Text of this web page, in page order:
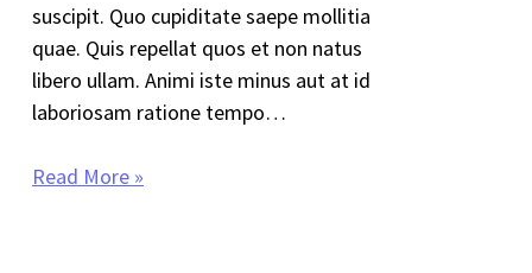
suscipit. Quo cupiditate saepe mollitia
quae. Quis repellat quos et non natus
libero ullam. Animi iste minus aut at id
laboriosam ratione tempo…
Read More »